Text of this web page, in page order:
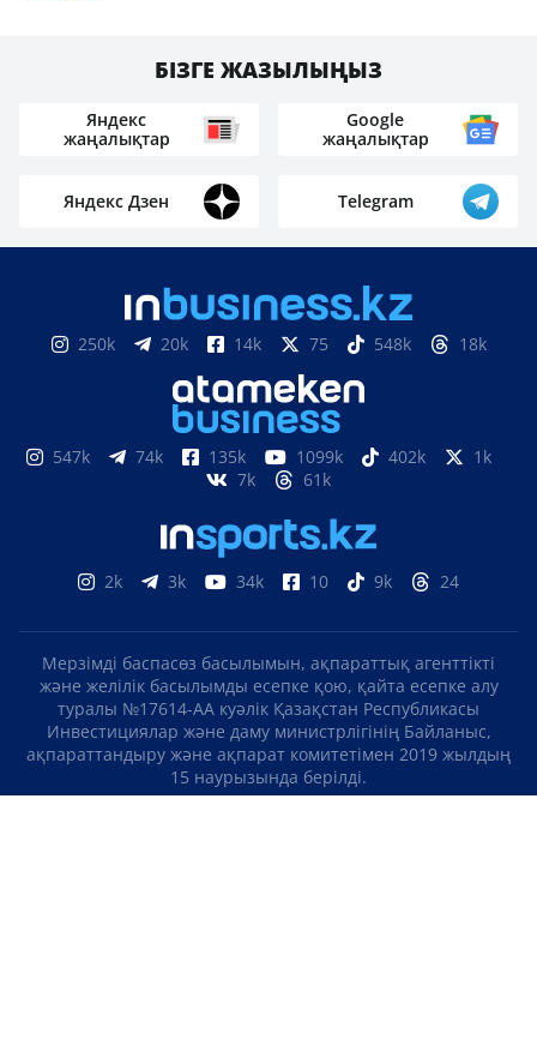
БІЗГЕ ЖАЗЫЛЫҢЫЗ
Яндекс
жаңалықтар
Google
жаңалықтар
Яндекс Дзен Telegram
250k 20k 14k 75 548k 18k
547k 74k 135k 1099k 402k
1k
7k
61k
2k 3k 34k 10 9k 24
Мерзімді баспасөз басылымын, ақпараттық агенттікті
және желілік басылымды есепке қою, қайта есепке алу
туралы №17614-АА куәлік Қазақстан Республикасы
Инвестициялар және даму министрлігінің Байланыс,
ақпараттандыру және ақпарат комитетімен 2019 жылдың
15 наурызында берілді.